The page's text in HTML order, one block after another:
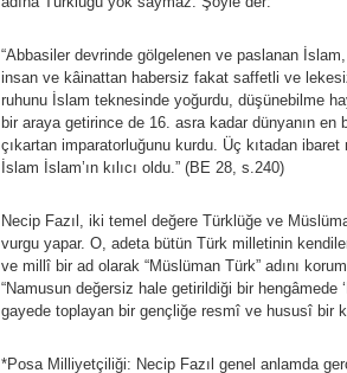
“Abbasiler devrinde gölgelenen ve paslanan
insan ve kâinattan habersiz fakat saffetli ve
ruhunu İslam teknesinde yoğurdu, düşünebilme
bir araya getirince de 16. asra kadar dünyanın
çıkartan imparatorluğunu kurdu. Üç kıtadan
İslam İslam’ın kılıcı oldu.” (BE 28, s.240)
Necip Fazıl, iki temel değere Türklüğe ve
vurgu yapar. O, adeta bütün Türk milletinin
ve millî bir ad olarak “Müslüman Türk” adını
“Namusun değersiz hale getirildiği bir hengâmede
gayede toplayan bir gençliğe resmî ve hususî bir
*Posa Milliyetçiliği: Necip Fazıl genel anlamda